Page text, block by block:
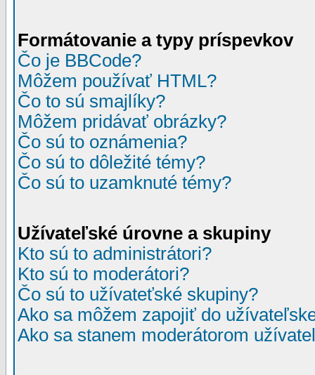
Formátovanie a typy príspevkov
Čo je BBCode?
Môžem používať HTML?
Čo to sú smajlíky?
Môžem pridávať obrázky?
Čo sú to oznámenia?
Čo sú to dôležité témy?
Čo sú to uzamknuté témy?
Užívateľské úrovne a skupiny
Kto sú to administrátori?
Kto sú to moderátori?
Čo sú to užívateťské skupiny?
Ako sa môžem zapojiť do
Ako sa stanem moderátorom